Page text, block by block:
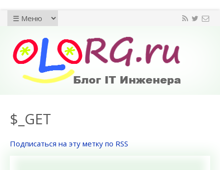
$_GET
Подписаться на эту метку по RSS